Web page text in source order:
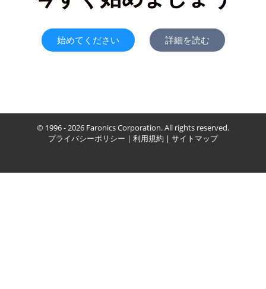
始めてください 詳細を読む
© 1996 - 2026 Faronics Corporation. All rights reserved.
プライバシーポリシー | 利用規約 | サイトマップ